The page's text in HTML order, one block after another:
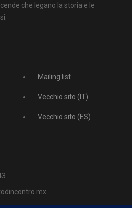
che legano la storia e le
Mailing list
Vecchio sito (IT)
Vecchio sito (ES)